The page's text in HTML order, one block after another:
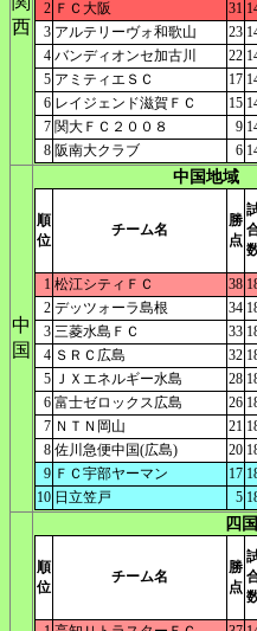
西
2 ＦＣ大阪 31
3 アルテリーヴォ和歌山 23
4 バンディオンセ加古川 22
5 アミティエＳＣ 17
6 レイジェンド滋賀ＦＣ 15
7 関大ＦＣ２００８ 9
8 阪南大クラブ 6
中
国
中国地域
順
位
チーム名
勝
点
1 松江シティＦＣ 38
2 デッツォーラ島根 34
3 三菱水島ＦＣ 33
4 ＳＲＣ広島 32
5 ＪＸエネルギー水島 28
6 富士ゼロックス広島 26
7 ＮＴＮ岡山 21
8 佐川急便中国(広島) 20
9 ＦＣ宇部ヤーマン 17
10 日立笠戸 5
四
順
位
チーム名
勝
点